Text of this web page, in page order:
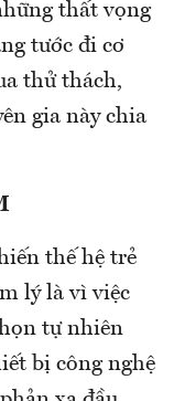
thất vọng
tước đi cơ
thử thách,
gia này chia
thế hệ trẻ
lý là vì việc
tự nhiên
bị công nghệ